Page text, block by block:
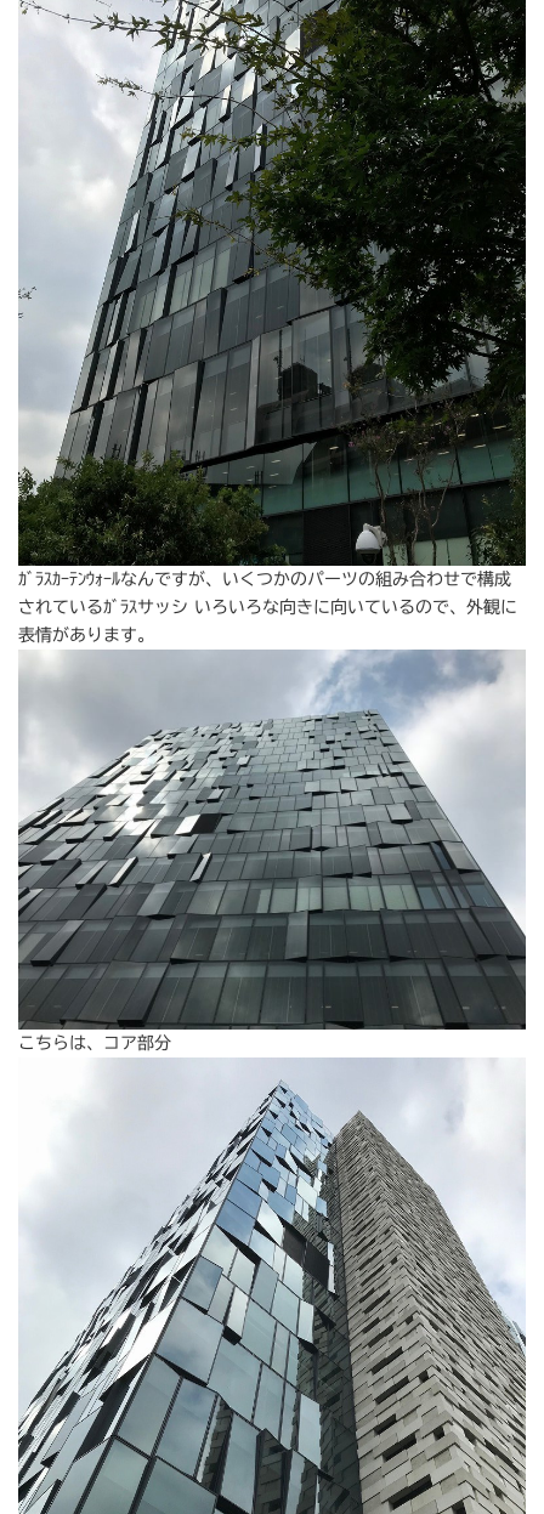
ｶﾞﾗｽｶｰﾃﾝｳｫｰﾙなんですが、いくつかのパーツの組み合わせで構成
されているｶﾞﾗｽサッシ いろいろな向きに向いているので、外観に
表情があります。
こちらは、コア部分